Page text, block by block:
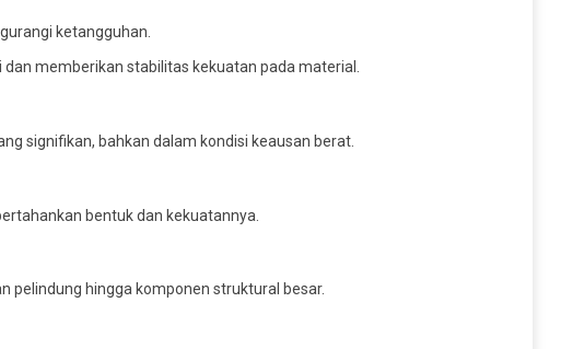
ketangguhan.
memberikan stabilitas kekuatan pada material.
signifikan, bahkan dalam kondisi keausan berat.
bentuk dan kekuatannya.
pelindung hingga komponen struktural besar.